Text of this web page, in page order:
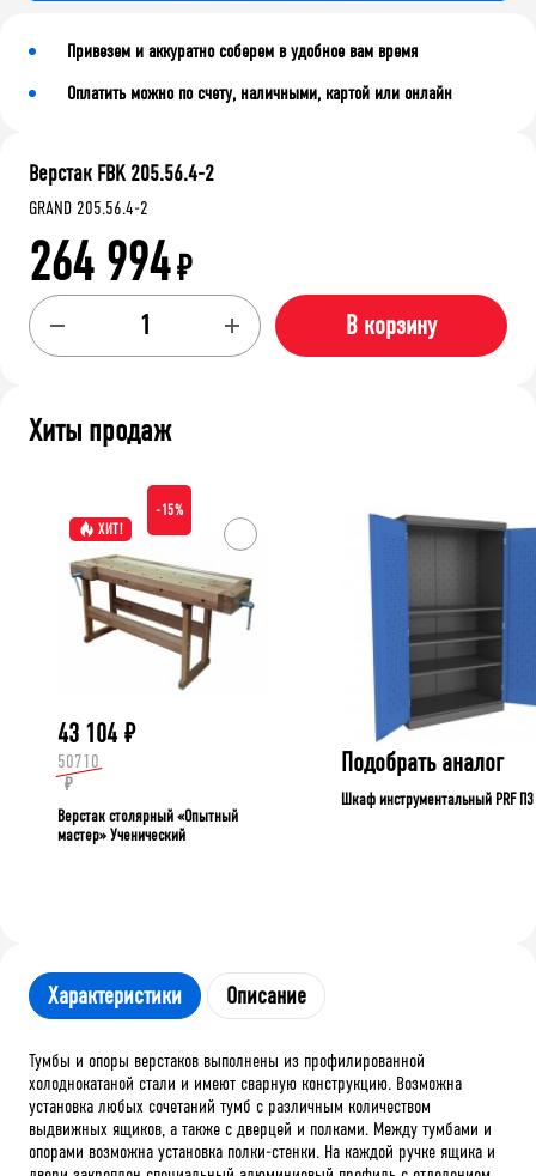
Привезем и аккуратно соберем в удобное вам время
Оплатить можно по счету, наличными, картой или онлайн
Верстак FBK 205.56.4-2
GRAND 205.56.4-2
264 994₽
В корзину
Хиты продаж
ХИТ!
-15%
43 104 ₽
50710
₽
Верстак столярный «Опытный
мастер» Ученический
Подобрать аналог
Шкаф инструментальный PRF П3
Характеристики Описание
Тумбы и опоры верстаков выполнены из профилированной
холоднокатаной стали и имеют сварную конструкцию. Возможна
установка любых сочетаний тумб с различным количеством
выдвижных ящиков, а также с дверцей и полками. Между тумбами и
опорами возможна установка полки-стенки. На каждой ручке ящика и